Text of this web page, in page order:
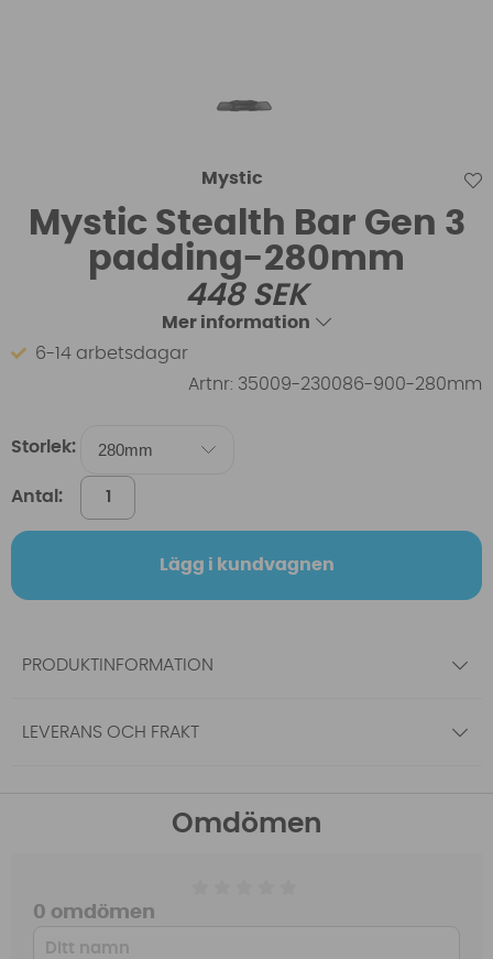
Mystic
Mystic Stealth Bar Gen 3
padding-280mm
448SEK
Mer information
6-14 arbetsdagar
Artnr: 35009-230086-900-280mm
Storlek:
Antal:
Lägg i kundvagnen
PRODUKTINFORMATION
LEVERANS OCH FRAKT
Omdömen
0 omdömen